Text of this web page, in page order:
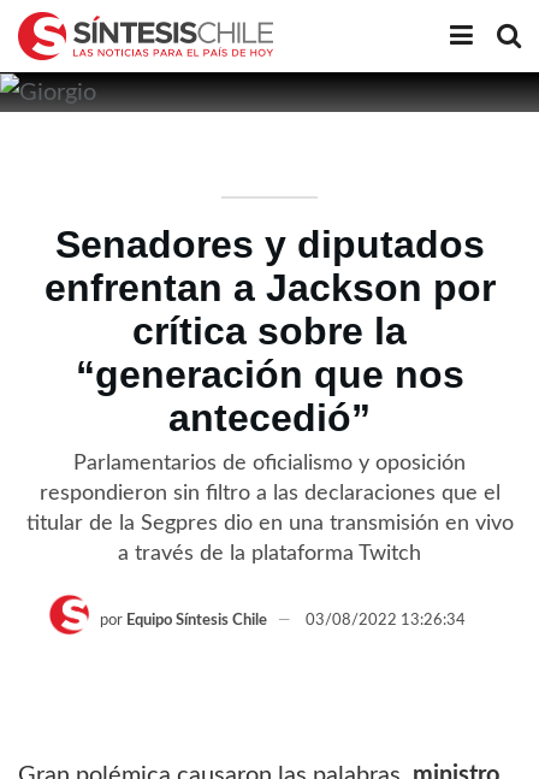
Senadores y diputados
enfrentan a Jackson por
crítica sobre la
“generación que nos
antecedió”
Parlamentarios de oficialismo y oposición
respondieron sin filtro a las declaraciones que el
titular de la Segpres dio en una transmisión en vivo
a través de la plataforma Twitch
por Equipo Síntesis Chile 03/08/2022 13:26:34